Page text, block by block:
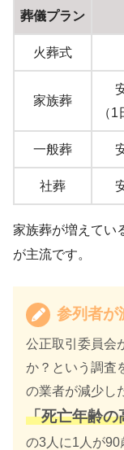
葬儀プラン
火葬式
家族葬
（
一般葬
社葬
家族葬が増えてい
が主流です。
参列者が
公正取引委員会
か？という調査
の業者が減少し
「死亡年齢の
の3人に1人が